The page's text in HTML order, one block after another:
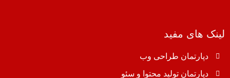
لینک های مفید
دپارتمان طراحی وب
دپارتمان تولید محتوا و سئو